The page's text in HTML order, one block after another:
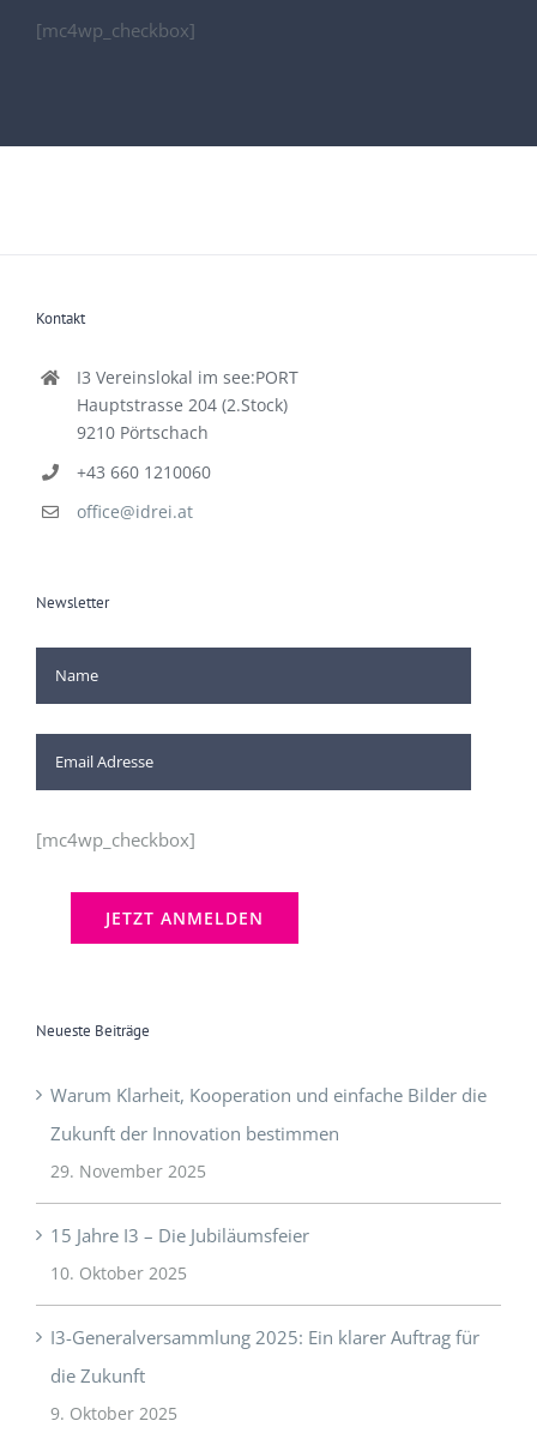
[mc4wp_checkbox]
Kontakt
I3 Vereinslokal im see:PORT
Hauptstrasse 204 (2.Stock)
9210 Pörtschach
+43 660 1210060
office@idrei.at
Newsletter
[mc4wp_checkbox]
Neueste Beiträge
Warum Klarheit, Kooperation und einfache Bilder die
Zukunft der Innovation bestimmen
29. November 2025
15 Jahre I3 – Die Jubiläumsfeier
10. Oktober 2025
I3-Generalversammlung 2025: Ein klarer Auftrag für
die Zukunft
9. Oktober 2025